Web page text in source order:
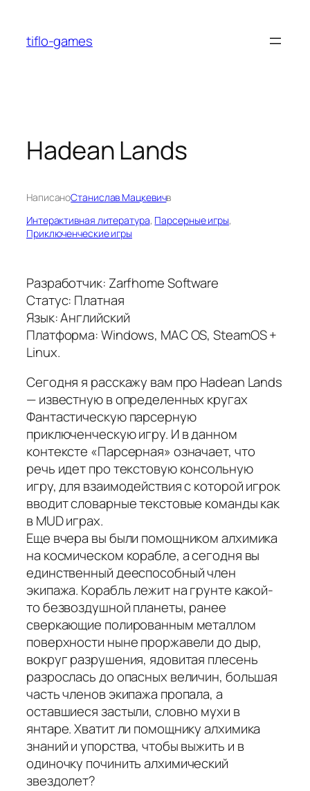
содержимому
tiflo-games
Hadean Lands
НаписаноСтанислав Мацкевичв
Интерактивная литература, Парсерные игры
Приключенческие игры
Разработчик: Zarfhome Software
Статус: Платная
Язык: Английский
Платформа: Windows, MAC OS, SteamOS +
Linux.
Сегодня я расскажу вам про Hadean Lands
— известную в определенных кругах
Фантастическую парсерную
приключенческую игру. И в данном
контексте «Парсерная» означает, что
речь идет про текстовую консольную
игру, для взаимодействия с которой игрок
вводит словарные текстовые команды как
в MUD играх.
Еще вчера вы были помощником алхимика
на космическом корабле, а сегодня вы
единственный дееспособный член
экипажа. Корабль лежит на грунте какой-
то безвоздушной планеты, ранее
сверкающие полированным металлом
поверхности ныне проржавели до дыр,
вокруг разрушения, ядовитая плесень
разрослась до опасных величин, большая
часть членов экипажа пропала, а
оставшиеся застыли, словно мухи в
янтаре. Хватит ли помощнику алхимика
знаний и упорства, чтобы выжить и в
одиночку починить алхимический
звездолет?